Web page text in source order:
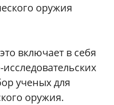
оружия
включает в себя
ученых для
оружия.